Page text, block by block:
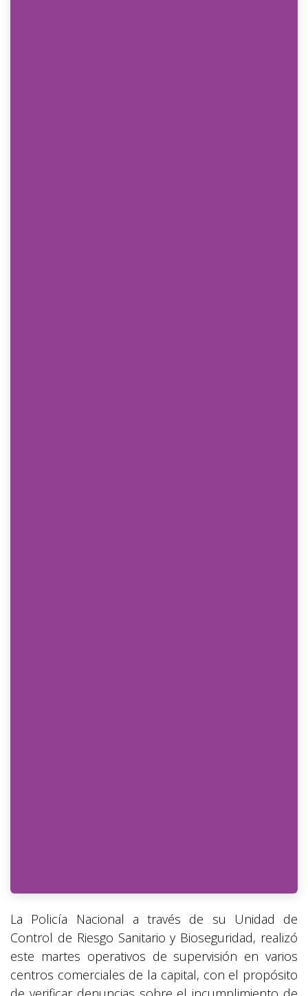
La Policía Nacional a través de su Unidad de
Control de Riesgo Sanitario y Bioseguridad, realizó
este martes operativos de supervisión en varios
centros comerciales de la capital, con el propósito